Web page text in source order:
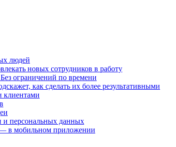
людей
новых сотрудников в работу
ограничений по времени
как сделать их более результативными
клиентами
и персональных данных
в мобильном приложении